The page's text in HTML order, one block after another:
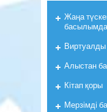
Жаңа
Алыстан
Кiтап қоры
Мерзiмдi